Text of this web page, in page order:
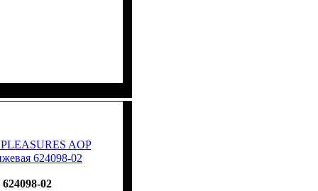
AOP
624098-02
624098-02